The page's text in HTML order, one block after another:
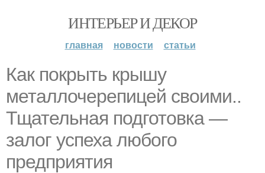
ИНТЕРЬЕР И ДЕКОР
главная новости статьи
Как покрыть крышу
металлочерепицей своими..
Тщательная подготовка —
залог успеха любого
предприятия